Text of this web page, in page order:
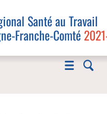
Santé au Travail
Franche-Comté